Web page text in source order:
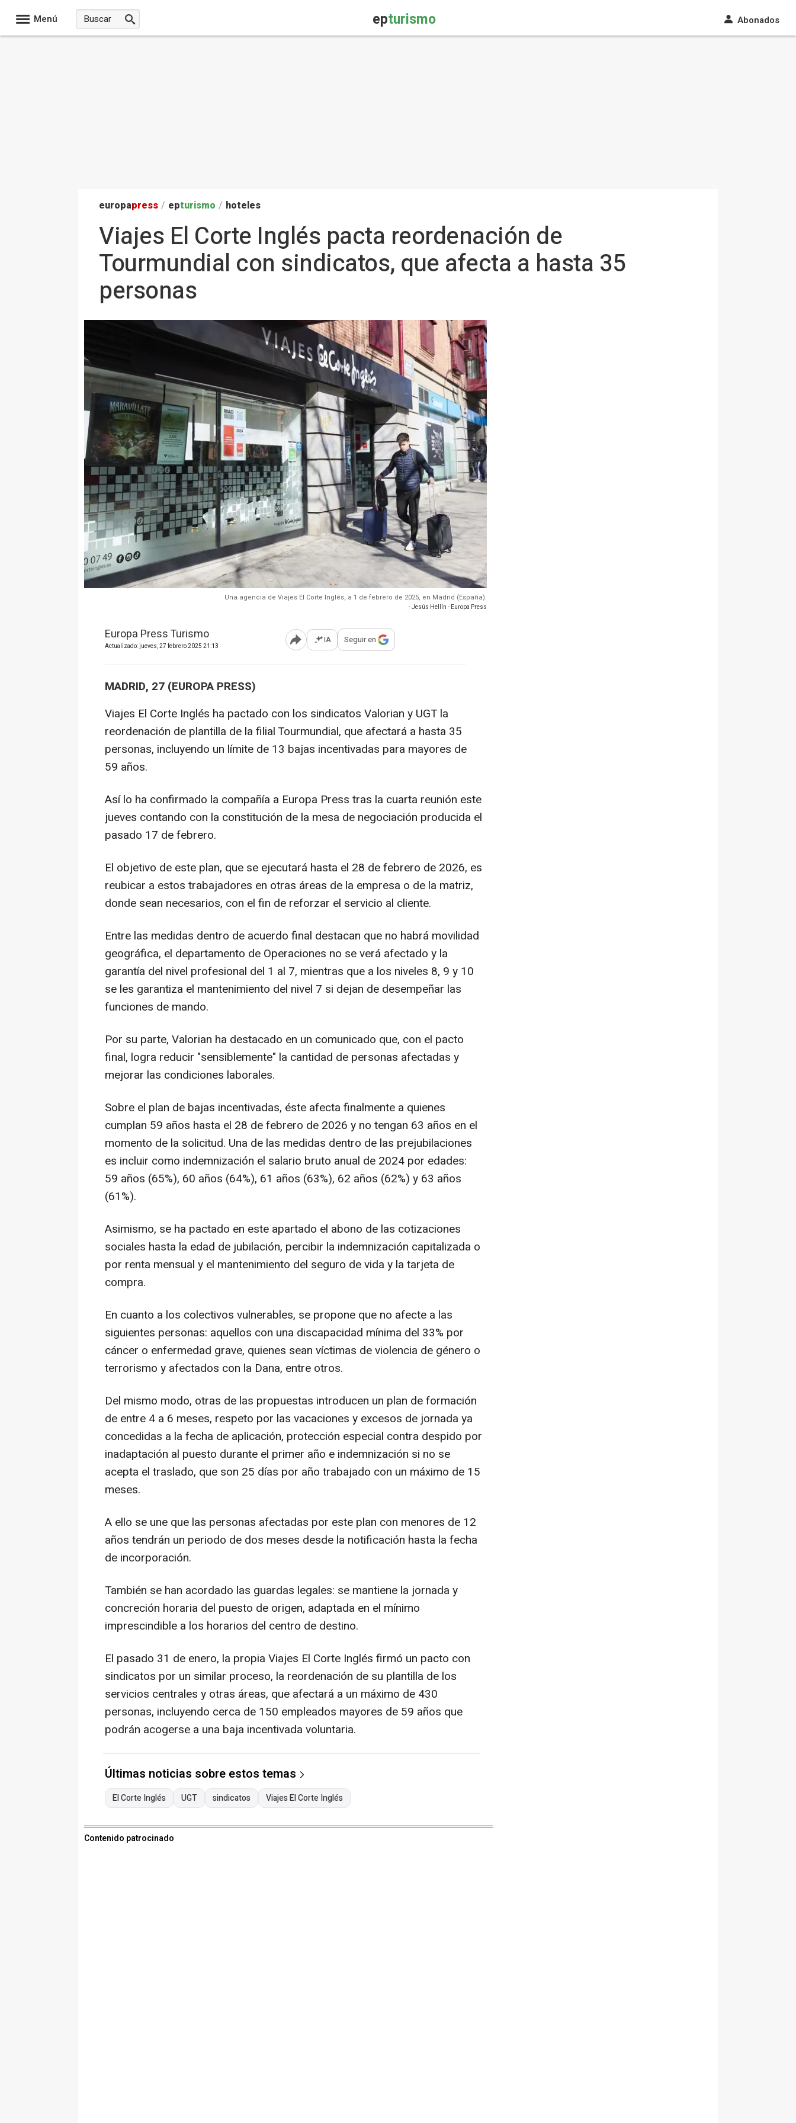
Menú epturismo Abonados
europapress / epturismo / hoteles
Viajes El Corte Inglés pacta reordenación de
Tourmundial con sindicatos, que afecta a hasta 35
personas
Una agencia de Viajes El Corte Inglés, a 1 de febrero de 2025, en Madrid (España).
- Jesús Hellín - Europa Press
Europa Press Turismo
Actualizado: jueves, 27 febrero 2025 21:13 Abrir opciones para compartir
IA Seguir en
MADRID, 27 (EUROPA PRESS)
Viajes El Corte Inglés ha pactado con los sindicatos Valorian y UGT la
reordenación de plantilla de la filial Tourmundial, que afectará a hasta 35
personas, incluyendo un límite de 13 bajas incentivadas para mayores de
59 años.
Así lo ha confirmado la compañía a Europa Press tras la cuarta reunión este
jueves contando con la constitución de la mesa de negociación producida el
pasado 17 de febrero.
El objetivo de este plan, que se ejecutará hasta el 28 de febrero de 2026, es
reubicar a estos trabajadores en otras áreas de la empresa o de la matriz,
donde sean necesarios, con el fin de reforzar el servicio al cliente.
Entre las medidas dentro de acuerdo final destacan que no habrá movilidad
geográfica, el departamento de Operaciones no se verá afectado y la
garantía del nivel profesional del 1 al 7, mientras que a los niveles 8, 9 y 10
se les garantiza el mantenimiento del nivel 7 si dejan de desempeñar las
funciones de mando.
Por su parte, Valorian ha destacado en un comunicado que, con el pacto
final, logra reducir "sensiblemente" la cantidad de personas afectadas y
mejorar las condiciones laborales.
Sobre el plan de bajas incentivadas, éste afecta finalmente a quienes
cumplan 59 años hasta el 28 de febrero de 2026 y no tengan 63 años en el
momento de la solicitud. Una de las medidas dentro de las prejubilaciones
es incluir como indemnización el salario bruto anual de 2024 por edades:
59 años (65%), 60 años (64%), 61 años (63%), 62 años (62%) y 63 años
(61%).
Asimismo, se ha pactado en este apartado el abono de las cotizaciones
sociales hasta la edad de jubilación, percibir la indemnización capitalizada o
por renta mensual y el mantenimiento del seguro de vida y la tarjeta de
compra.
En cuanto a los colectivos vulnerables, se propone que no afecte a las
siguientes personas: aquellos con una discapacidad mínima del 33% por
cáncer o enfermedad grave, quienes sean víctimas de violencia de género o
terrorismo y afectados con la Dana, entre otros.
Del mismo modo, otras de las propuestas introducen un plan de formación
de entre 4 a 6 meses, respeto por las vacaciones y excesos de jornada ya
concedidas a la fecha de aplicación, protección especial contra despido por
inadaptación al puesto durante el primer año e indemnización si no se
acepta el traslado, que son 25 días por año trabajado con un máximo de 15
meses.
A ello se une que las personas afectadas por este plan con menores de 12
años tendrán un periodo de dos meses desde la notificación hasta la fecha
de incorporación.
También se han acordado las guardas legales: se mantiene la jornada y
concreción horaria del puesto de origen, adaptada en el mínimo
imprescindible a los horarios del centro de destino.
El pasado 31 de enero, la propia Viajes El Corte Inglés firmó un pacto con
sindicatos por un similar proceso, la reordenación de su plantilla de los
servicios centrales y otras áreas, que afectará a un máximo de 430
personas, incluyendo cerca de 150 empleados mayores de 59 años que
podrán acogerse a una baja incentivada voluntaria.
Últimas noticias sobre estos temas
El Corte Inglés UGT sindicatos Viajes El Corte Inglés
Contenido patrocinado